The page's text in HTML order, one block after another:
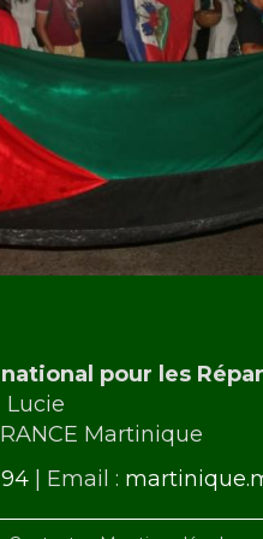
pour les
Lucie
Martinique
| Email :